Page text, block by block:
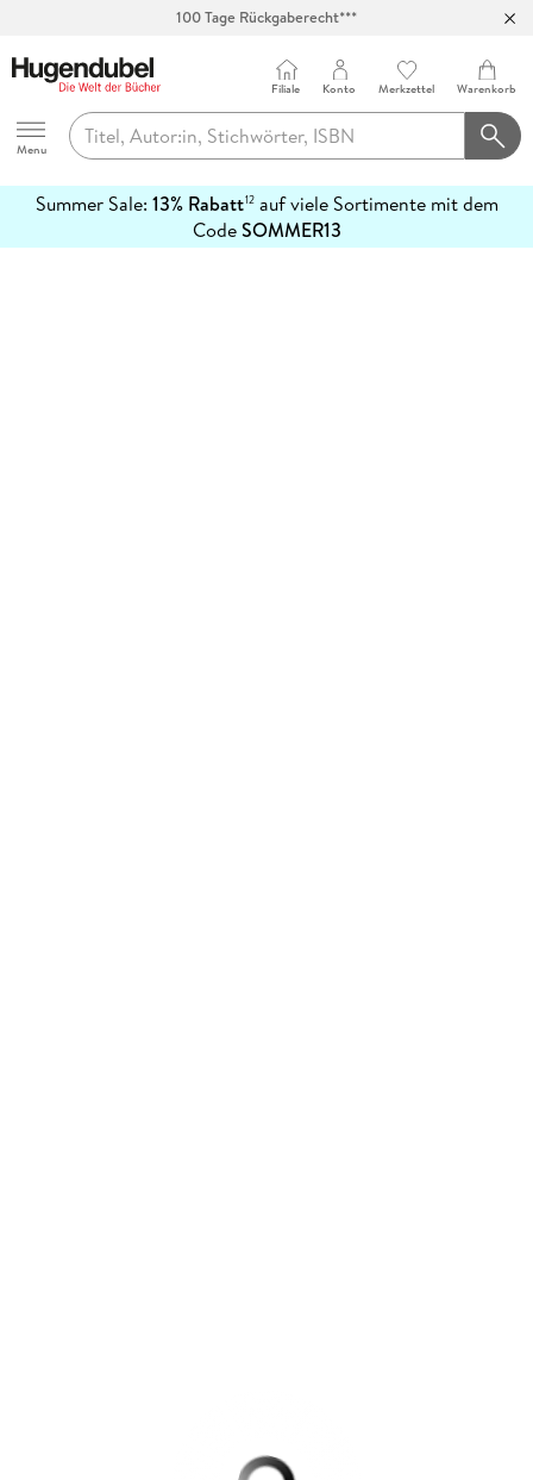
100 Tage Rückgaberecht***
Hugendubel
Menu
Filiale Konto Merkzettel Warenkorb
Summer Sale: 13% Rabatt12auf viele Sortimente mit dem
CodeSOMMER13
erfahren